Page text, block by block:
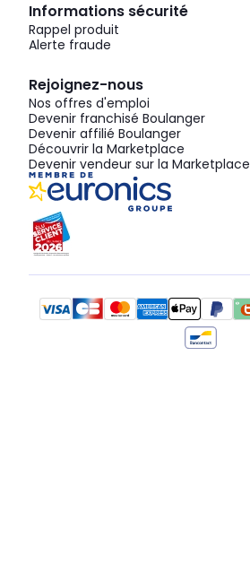
Informations sécurité
Rappel produit
Alerte fraude
Rejoignez-nous
Nos offres d'emploi
Devenir franchisé Boulanger
Devenir affilié Boulanger
Découvrir la Marketplace
Devenir vendeur sur la Marketplace